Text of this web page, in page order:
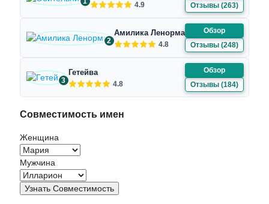
4.9
Отзывы (263)
2
Амилика Ленорман
4.8
Обзор
Отзывы (248)
3
Гетейва
4.8
Обзор
Отзывы (184)
Совместимость имен
Женщина
Мужчина